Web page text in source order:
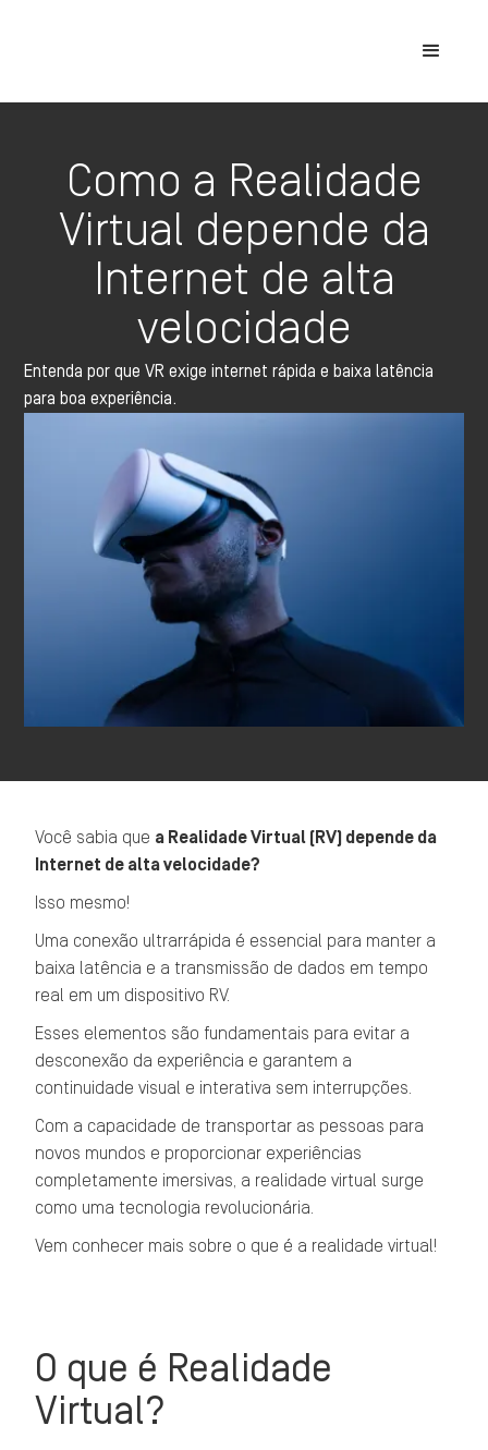
Como a Realidade
Virtual depende da
Internet de alta
velocidade
Entenda por que VR exige internet rápida e baixa latência
para boa experiência.
Você sabia que a Realidade Virtual (RV) depende da
Internet de alta velocidade?
Isso mesmo!
Uma conexão ultrarrápida é essencial para manter a
baixa latência e a transmissão de dados em tempo
real em um dispositivo RV.
Esses elementos são fundamentais para evitar a
desconexão da experiência e garantem a
continuidade visual e interativa sem interrupções.
Com a capacidade de transportar as pessoas para
novos mundos e proporcionar experiências
completamente imersivas, a realidade virtual surge
como uma tecnologia revolucionária.
Vem conhecer mais sobre o que é a realidade virtual!
O que é Realidade
Virtual?